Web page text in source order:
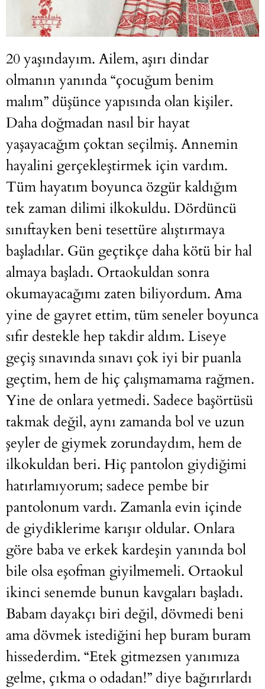
20 yaşındayım. Ailem, aşırı dindar
olmanın yanında “çocuğum benim
malım” düşünce yapısında olan kişiler.
Daha doğmadan nasıl bir hayat
yaşayacağım çoktan seçilmiş. Annemin
hayalini gerçekleştirmek için vardım.
Tüm hayatım boyunca özgür kaldığım
tek zaman dilimi ilkokuldu. Dördüncü
sınıftayken beni tesettüre alıştırmaya
başladılar. Gün geçtikçe daha kötü bir hal
almaya başladı. Ortaokuldan sonra
okumayacağımı zaten biliyordum. Ama
yine de gayret ettim, tüm seneler boyunca
sıfır destekle hep takdir aldım. Liseye
geçiş sınavında sınavı çok iyi bir puanla
geçtim, hem de hiç çalışmamama rağmen.
Yine de onlara yetmedi. Sadece başörtüsü
takmak değil, aynı zamanda bol ve uzun
şeyler de giymek zorundaydım, hem de
ilkokuldan beri. Hiç pantolon giydiğimi
hatırlamıyorum; sadece pembe bir
pantolonum vardı. Zamanla evin içinde
de giydiklerime karışır oldular. Onlara
göre baba ve erkek kardeşin yanında bol
bile olsa eşofman giyilmemeli. Ortaokul
ikinci senemde bunun kavgaları başladı.
Babam dayakçı biri değil, dövmedi beni
ama dövmek istediğini hep buram buram
hissederdim. “Etek gitmezsen yanımıza
gelme, çıkma o odadan!” diye bağırırlardı